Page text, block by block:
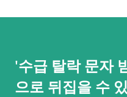
'수급 탈락 문자
으로 뒤집을 수